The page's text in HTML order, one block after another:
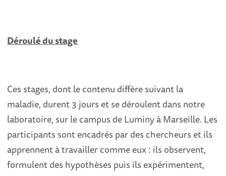
Déroulé du stage
Ces stages, dont le contenu diffère suivant la
maladie, durent 3 jours et se déroulent dans notre
laboratoire, sur le campus de Luminy à Marseille. Les
participants sont encadrés par des chercheurs et ils
apprennent à travailler comme eux : ils observent,
formulent des hypothèses puis ils expérimentent,